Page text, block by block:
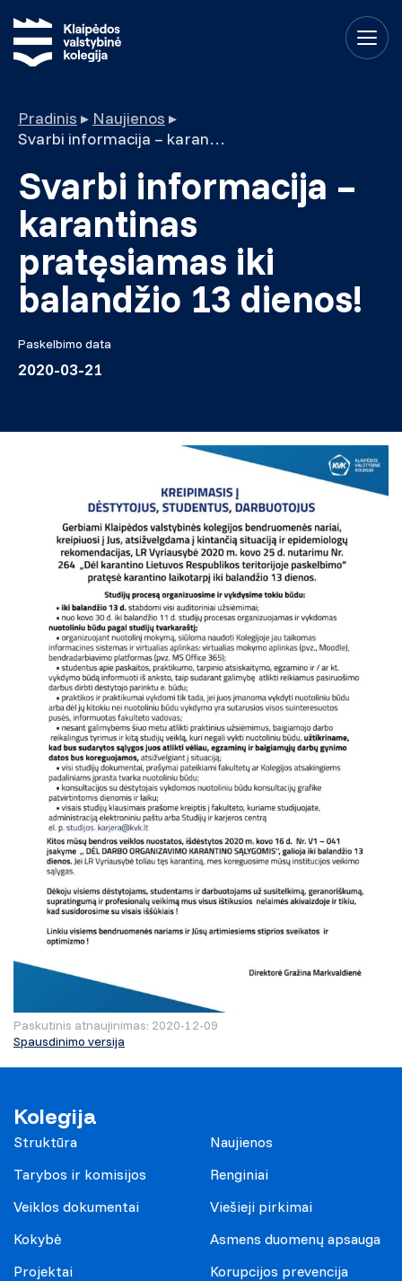
Pradinis ▸ Naujienos ▸
Svarbi informacija – karantinas pratęsiamas iki balandžio 13 dienos!
Svarbi informacija –
karantinas
pratęsiamas iki
balandžio 13 dienos!
Paskelbimo data
2020-03-21
Paskutinis atnaujinimas: 2020-12-09
Spausdinimo versija
Kolegija
Struktūra
Tarybos ir komisijos
Veiklos dokumentai
Kokybė
Projektai
Naujienos
Renginiai
Viešieji pirkimai
Asmens duomenų apsauga
Korupcijos prevencija